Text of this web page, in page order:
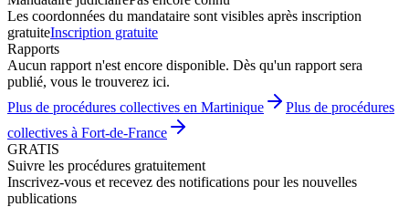
Les coordonnées du mandataire sont visibles après inscription
gratuiteInscription gratuite
Rapports
Aucun rapport n'est encore disponible. Dès qu'un rapport sera
publié, vous le trouverez ici.
Plus de procédures collectives en Martinique
Plus de procédures
collectives à Fort-de-France
GRATIS
Suivre les procédures gratuitement
Inscrivez-vous et recevez des notifications pour les nouvelles
publications